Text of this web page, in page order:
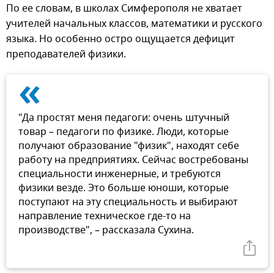
По ее словам, в школах Симферополя не хватает
учителей начальных классов, математики и русского
языка. Но особенно остро ощущается дефицит
преподавателей физики.
«
"Да простят меня педагоги: очень штучный
товар – педагоги по физике. Люди, которые
получают образование "физик", находят себе
работу на предприятиях. Сейчас востребованы
специальности инженерные, и требуются
физики везде. Это больше юноши, которые
поступают на эту специальность и выбирают
направление техническое где-то на
производстве", – рассказала Сухина.